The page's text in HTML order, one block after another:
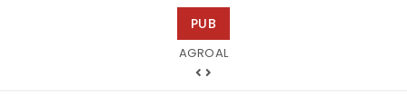
PUB
Tintas 2000